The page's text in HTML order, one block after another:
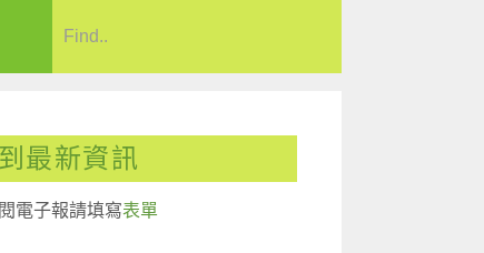
最新資訊
電子報請填寫表單